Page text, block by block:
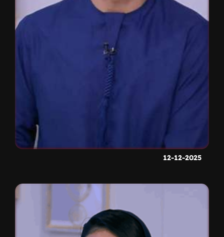
12-12-2025